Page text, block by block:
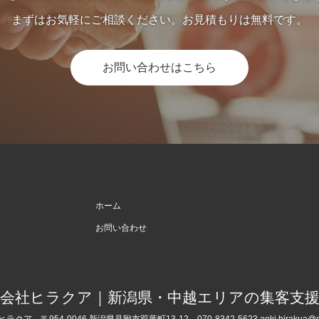
まずはお気軽にご相談ください。お見積もりは無料です。
お問い合わせはこちら
ホーム
お問い合わせ
社ヒラクア｜新潟県・中越エリアの集客支